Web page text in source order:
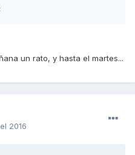
un rato, y hasta el martes...
2016